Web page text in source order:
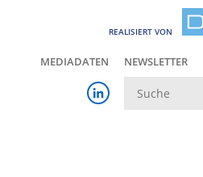
REALISIERT VON
MEDIADATEN NEWSLETTER